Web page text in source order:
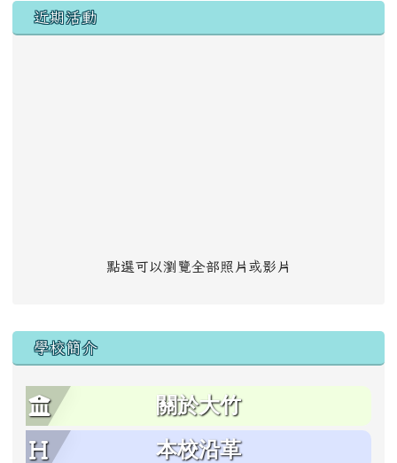
左邊區域內容
近期活動
點選可以瀏覽全部照片或影片
學校簡介
關於大竹
本校沿革